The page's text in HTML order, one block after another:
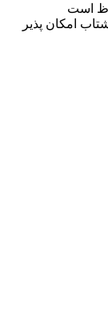
است
امکان پذیر